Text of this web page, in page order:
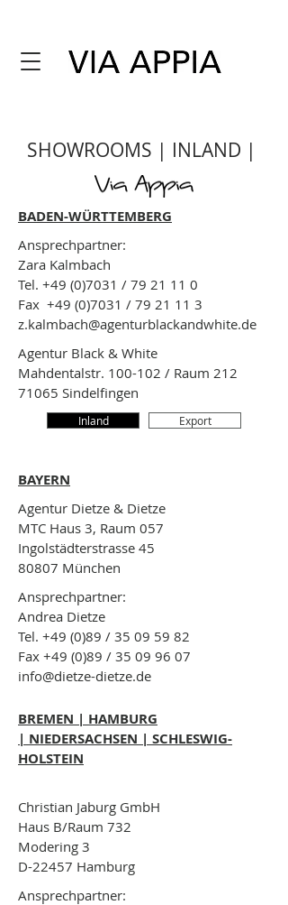
SHOWROOMS | INLAND |
BADEN-WÜRTTEMBERG
Ansprechpartner:
Zara Kalmbach
Tel. +49 (0)7031 / 79 21 11 0
Fax +49 (0)7031 / 79 21 11 3
z.kalmbach@agenturblackandwhite.de
Agentur Black & White
Mahdentalstr. 100-102 / Raum 212
71065 Sindelfingen
Inland Export
BAYERN
Agentur Dietze & Dietze
MTC Haus 3, Raum 057
Ingolstädterstrasse 45
80807 München
Ansprechpartner:
Andrea Dietze
Tel. +49 (0)89 / 35 09 59 82
Fax +49 (0)89 / 35 09 96 07
info@dietze-dietze.de
BREMEN | HAMBURG
| NIEDERSACHSEN | SCHLESWIG-
HOLSTEIN
Christian Jaburg GmbH
Haus B/Raum 732
Modering 3
D-22457 Hamburg
Ansprechpartner: